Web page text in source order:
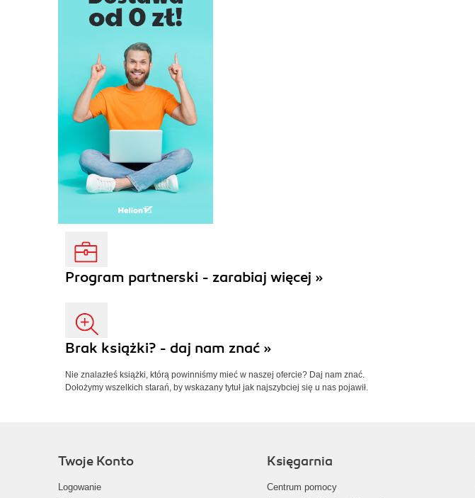
Program partnerski - zarabiaj więcej »
Brak książki? - daj nam znać »
Nie znalazłeś książki, którą powinniśmy mieć w naszej ofercie? Daj nam znać.
Dołożymy wszelkich starań, by wskazany tytuł jak najszybciej się u nas pojawił.
Twoje Konto
Logowanie
Księgarnia
Centrum pomocy